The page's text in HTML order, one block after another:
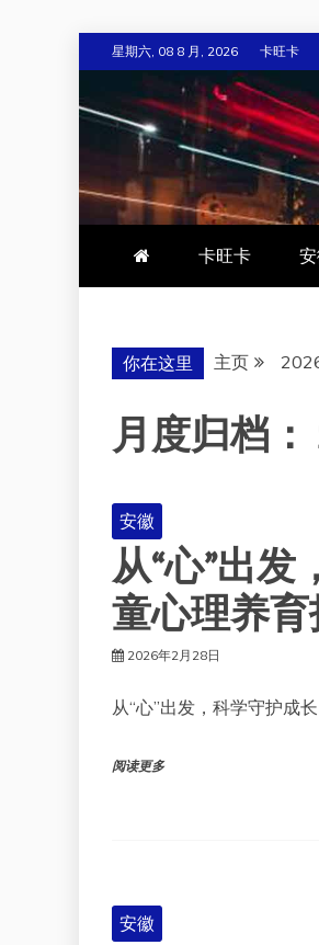
至
内
星期六, 08 8 月, 2026 卡旺卡
卡旺卡
你在这里 主页
月度归档：
安徽
从“心”出
童心理养
2026年2月28日
从“心”出发，科学守护成
阅读更多
安徽